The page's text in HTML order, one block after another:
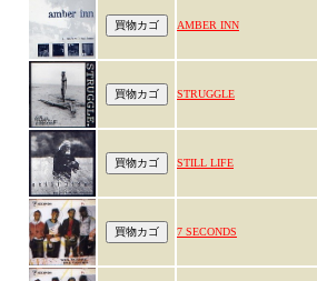
AMBER INN
STRUGGLE
STILL LIFE
7 SECONDS